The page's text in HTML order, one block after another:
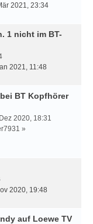
2021, 23:34
1 nicht im BT-
2021, 11:48
BT Kopfhörer
2020, 18:31
»
2020, 19:48
auf Loewe TV